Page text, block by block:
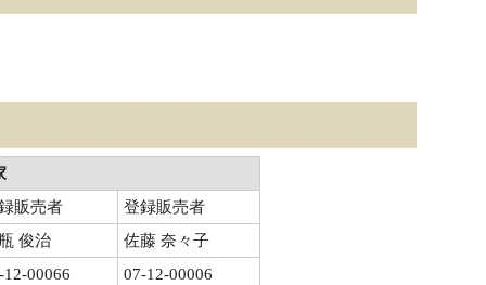
販売者
登録販売者
俊治
佐藤 奈々子
12-00066
07-12-00006